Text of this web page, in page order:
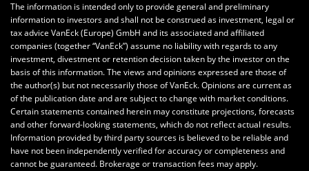
The information is intended only to provide general and preliminary
information to investors and shall not be construed as investment, legal or
tax advice VanEck (Europe) GmbH and its associated and affiliated
companies (together “VanEck”) assume no liability with regards to any
investment, divestment or retention decision taken by the investor on the
basis of this information. The views and opinions expressed are those of
the author(s) but not necessarily those of VanEck. Opinions are current as
of the publication date and are subject to change with market conditions.
Certain statements contained herein may constitute projections, forecasts
and other forward-looking statements, which do not reflect actual results.
Information provided by third party sources is believed to be reliable and
have not been independently verified for accuracy or completeness and
cannot be guaranteed. Brokerage or transaction fees may apply.